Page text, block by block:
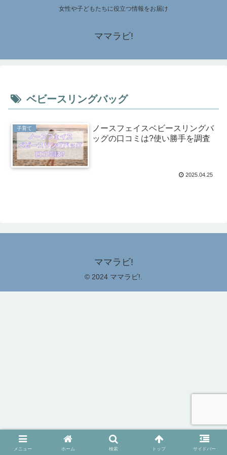
女性や子どもたちに役立つ情報をお届け
ママラビ!
ベビースリングバッグ
子育て
ノースフェイスベビースリングバ
ッグの口コミは?使い勝手を調査
2025.04.25
ママラビ!
© 2024 ママラビ!.
メニュー ホーム 検索 トップ サイドバー